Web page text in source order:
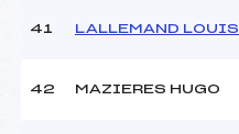
41 LALLEMAND LOUIS
42 MAZIERES HUGO